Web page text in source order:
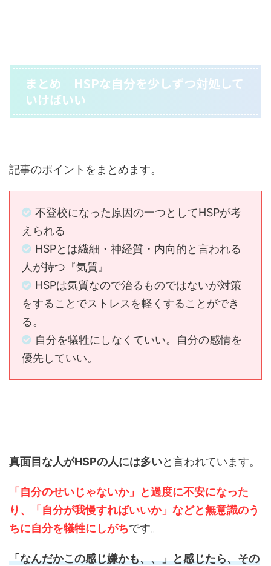
まとめ HSPな自分を少しずつ対処して
いけばいい
記事のポイントをまとめます。
不登校になった原因の一つとしてHSPが考
えられる
HSPとは繊細・神経質・内向的と言われる
人が持つ『気質』
HSPは気質なので治るものではないが対策
をすることでストレスを軽くすることができ
る。
自分を犠牲にしなくていい。自分の感情を
優先していい。
真面目な人がHSPの人には多いと言われています。
「自分のせいじゃないか」と過度に不安になった
り、「自分が我慢すればいいか」などと無意識のう
ちに自分を犠牲にしがちです。
「なんだかこの感じ嫌かも、、」と感じたら、その